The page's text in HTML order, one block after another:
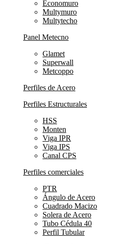
Economuro
Multymuro
Multytecho
Panel Metecno
Glamet
Superwall
Metcoppo
Perfiles de Acero
Perfiles Estructurales
HSS
Monten
Viga IPR
Viga IPS
Canal CPS
Perfiles comerciales
PTR
Ángulo de Acero
Cuadrado Macizo
Solera de Acero
Tubo Cédula 40
Perfil Tubular